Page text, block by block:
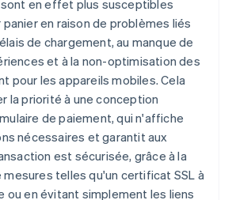
en effet plus susceptibles
en raison de problèmes liés
de chargement, au manque de
et à la non-optimisation des
pour les appareils mobiles. Cela
la priorité à une conception
de paiement, qui n'affiche
nécessaires et garantit aux
est sécurisée, grâce à la
telles qu'un certificat SSL à
ou en évitant simplement les liens